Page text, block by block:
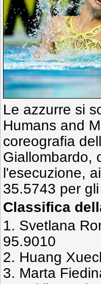
Le azzurre si
Humans and
coreografia
Giallombardo,
l'esecuzione,
35.5743 per
Classifica
1. Svetlana
95.9010
2. Huang
3. Marta